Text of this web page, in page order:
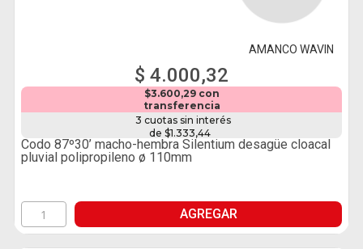
AMANCO WAVIN
$ 4.000,32
$3.600,29 con
transferencia
3 cuotas sin interés
de $1.333,44
Codo 87º30’ macho-hembra Silentium desagüe cloacal
pluvial polipropileno ø 110mm
AGREGAR